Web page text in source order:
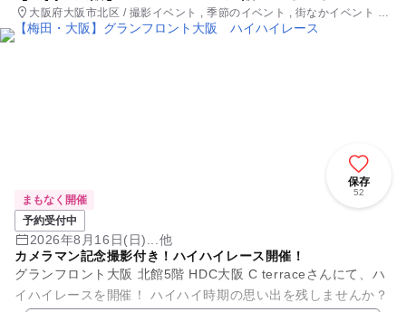
大阪府大阪市北区 / 撮影イベント , 季節のイベント , 街なかイベント ,
ミニイベント , スポーツ
保存
52
まもなく開催
予約受付中
2026年8月16日(日)...他
カメラマン記念撮影付き！ハイハイレース開催！
グランフロント大阪 北館5階 HDC大阪 C terraceさんにて、ハ
イハイレースを開催！ ハイハイ時期の思い出を残しませんか？